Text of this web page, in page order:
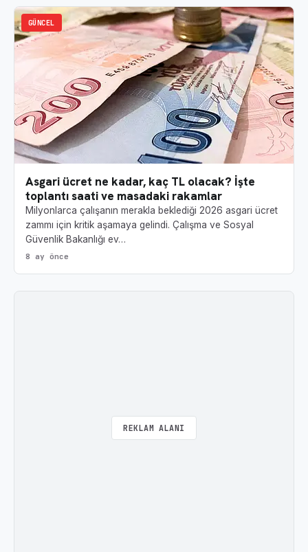
GÜNCEL
Asgari ücret ne kadar, kaç TL olacak? İşte
toplantı saati ve masadaki rakamlar
Milyonlarca çalışanın merakla beklediği 2026 asgari ücret
zammı için kritik aşamaya gelindi. Çalışma ve Sosyal
Güvenlik Bakanlığı ev…
8 ay önce
REKLAM ALANI